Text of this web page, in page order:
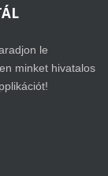
le
minket hivatalos